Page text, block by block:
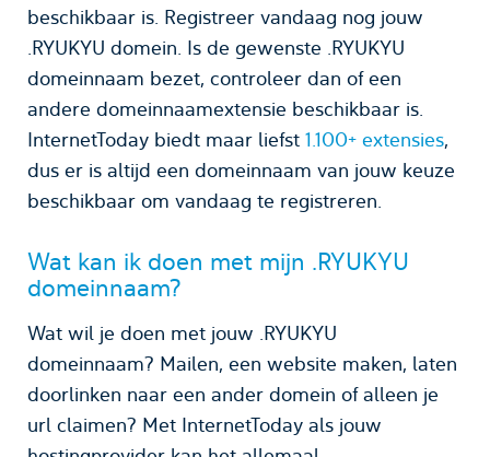
beschikbaar is. Registreer vandaag nog jouw
.RYUKYU domein. Is de gewenste .RYUKYU
domeinnaam bezet, controleer dan of een
andere domeinnaamextensie beschikbaar is.
InternetToday biedt maar liefst 1.100+ extensies,
dus er is altijd een domeinnaam van jouw keuze
beschikbaar om vandaag te registreren.
Wat kan ik doen met mijn .RYUKYU
domeinnaam?
Wat wil je doen met jouw .RYUKYU
domeinnaam? Mailen, een website maken, laten
doorlinken naar een ander domein of alleen je
url claimen? Met InternetToday als jouw